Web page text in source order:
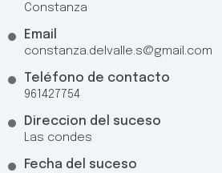
Constanza
Email
constanza.delvalle.s@gmail.com
Teléfono de contacto
961427754
Direccion del suceso
Las condes
Fecha del suceso